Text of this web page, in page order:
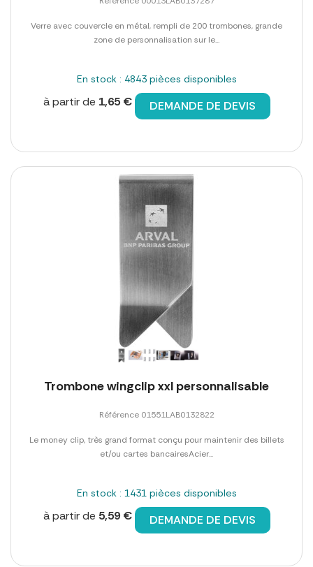
Verre avec couvercle en métal, rempli de 200 trombones, grande
zone de personnalisation sur le...
En stock : 4843 pièces disponibles
à partir de 1,65 € DEMANDE DE DEVIS
Trombone wingclip xxl personnalisable
Référence 01551LAB0132822
Le money clip, très grand format conçu pour maintenir des billets
et/ou cartes bancairesAcier...
En stock : 1431 pièces disponibles
à partir de 5,59 € DEMANDE DE DEVIS